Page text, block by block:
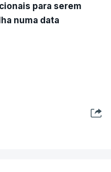
para serem
numa data